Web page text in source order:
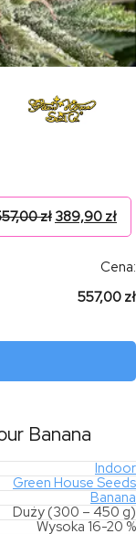
zł 389,90 zł
Cena:
557,00 zł
Banana
Indoor
Green House Seeds
Banana
Duży (300 – 450 g)
Wysoka 16-20 %